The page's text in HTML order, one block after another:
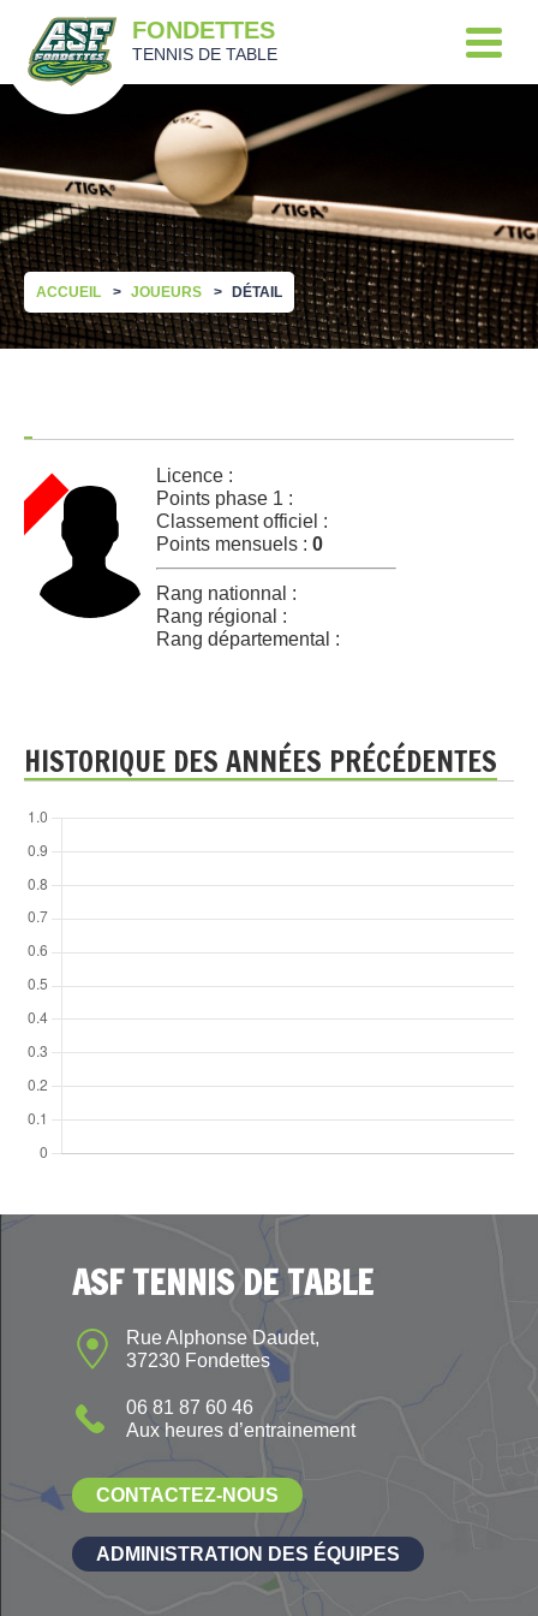
FONDETTES
TENNIS DE TABLE
ACCUEIL JOUEURS DÉTAIL
Licence :
Points phase 1 :
Classement officiel :
Points mensuels : 0
Rang nationnal :
Rang régional :
Rang départemental :
HISTORIQUE DES ANNÉES PRÉCÉDENTES
ASF TENNIS DE TABLE
Rue Alphonse Daudet,
37230 Fondettes
06 81 87 60 46
Aux heures d’entrainement
CONTACTEZ-NOUS
ADMINISTRATION DES ÉQUIPES